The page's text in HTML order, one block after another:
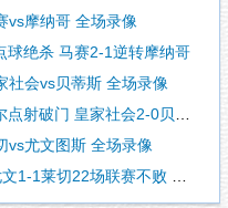
vs摩纳哥 全场录像
球绝杀 马赛2-1逆转摩纳哥
社会vs贝蒂斯 全场录像
破门 皇家社会2-0贝蒂斯
vs尤文图斯 全场录像
赛不败 雷比奇绝平坎比亚索破门